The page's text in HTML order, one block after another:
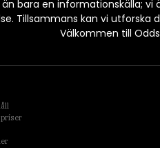
än bara en informationskälla;
Tillsammans kan vi utforska
Välkommen till